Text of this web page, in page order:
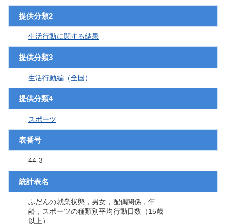
提供分類2
生活行動に関する結果
提供分類3
生活行動編（全国）
提供分類4
スポーツ
表番号
44-3
統計表名
ふだんの就業状態，男女，配偶関係，年
齢，スポーツの種類別平均行動日数（15歳
以上）